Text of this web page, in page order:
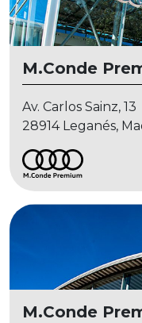
M.Conde
Av. Carlos Sainz, 13
28914 Leganés,
M.Conde